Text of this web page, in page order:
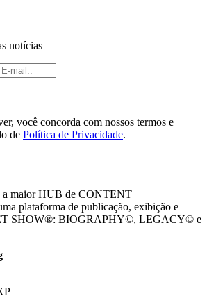
notícias
você concorda com nossos termos e
de Política de Privacidade.
maior HUB de CONTENT
plataforma de publicação, exibição e
SHOW®: BIOGRAPHY©, LEGACY© e